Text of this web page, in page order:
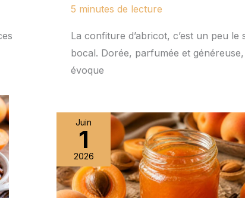
5 minutes de lecture
La confiture d’abricot, c’est un peu le
bocal. Dorée, parfumée et
évoque
Juin
1
2026